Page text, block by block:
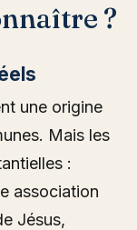
?
une origine
Mais les
:
association
Jésus,